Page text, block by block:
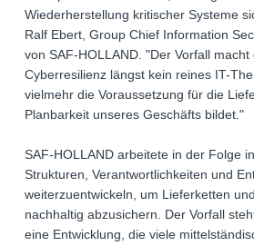
Wiederherstellung kritischer Systeme
Ralf Ebert, Group Chief Information
von SAF-HOLLAND. "Der Vorfall
Cyberresilienz längst kein reines IT-
vielmehr die Voraussetzung für die
Planbarkeit unseres Geschäfts bildet."
SAF-HOLLAND arbeitete in der Folge
Strukturen, Verantwortlichkeiten und
weiterzuentwickeln, um Lieferketten
nachhaltig abzusichern. Der Vorfall
eine Entwicklung, die viele